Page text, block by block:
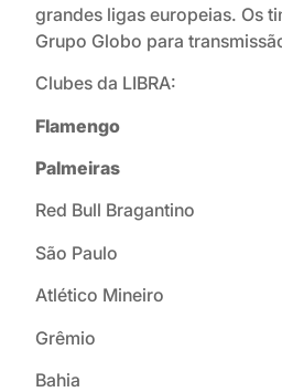
grandes ligas europeias. Os
Grupo Globo para
Clubes da LIBRA:
Flamengo
Palmeiras
Red Bull Bragantino
São Paulo
Atlético Mineiro
Grêmio
Bahia